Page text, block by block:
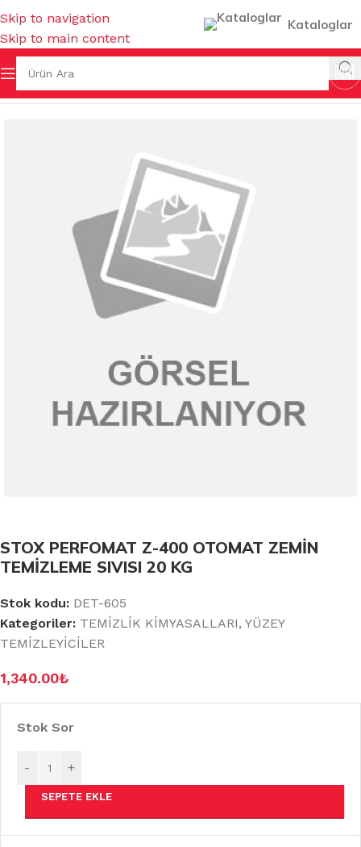
Skip to navigation
Skip to main content
Kataloglar
Sayfa YÜZEY TEMİZLEYİCİLER
STOX PERFOMAT Z-400 OTOMAT ZEMİN
TEMİZLEME SIVISI 20 KG
Stok kodu: DET-605
Kategoriler: TEMİZLİK KİMYASALLARI, YÜZEY
TEMİZLEYİCİLER
1,340.00₺
Stok Sor
- +
SEPETE EKLE